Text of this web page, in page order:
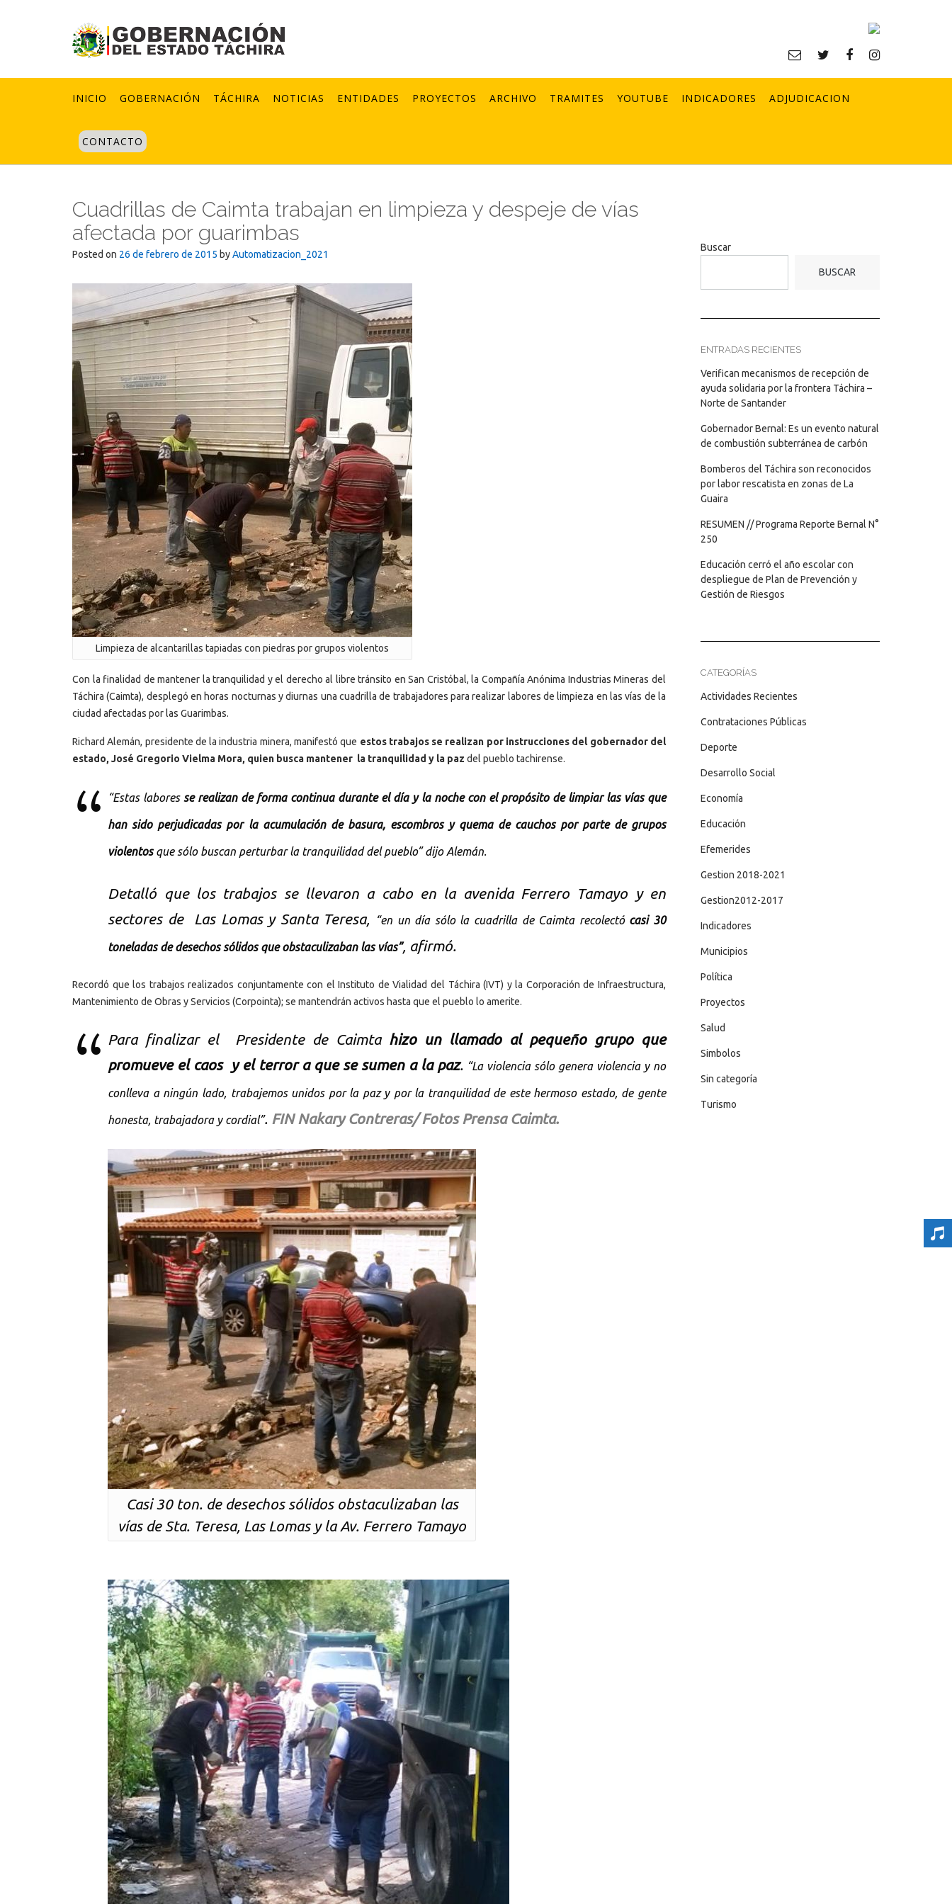
INICIO GOBERNACIÓN TÁCHIRA NOTICIAS ENTIDADES PROYECTOS ARCHIVO TRAMITES YOUTUBE INDICADORES ADJUDICACION
CONTACTO
Cuadrillas de Caimta trabajan en limpieza y despeje de vías
afectada por guarimbas
Posted on 26 de febrero de 2015 byAutomatizacion_2021
Limpieza de alcantarillas tapiadas con piedras por grupos violentos
Con la finalidad de mantener la tranquilidad y el derecho al libre tránsito en San Cristóbal, la Compañía Anónima Industrias Mineras del
Táchira (Caimta), desplegó en horas nocturnas y diurnas una cuadrilla de trabajadores para realizar labores de limpieza en las vías de la
ciudad afectadas por las Guarimbas.
Richard Alemán, presidente de la industria minera, manifestó que estos trabajos se realizan por instrucciones del gobernador del
estado, José Gregorio Vielma Mora, quien busca mantener la tranquilidad y la paz del pueblo tachirense.
“Estas laboresse realizan de forma continua durante el día y la noche con el propósito de limpiar las vías que
han sido perjudicadas por la acumulación de basura, escombros y quema de cauchos por parte de grupos
violentosque sólo buscan perturbar la tranquilidad del pueblo” dijo Alemán.
Detalló que los trabajos se llevaron a cabo en la avenida Ferrero Tamayo y en
sectores de Las Lomas y Santa Teresa,
“en un día sólo la cuadrilla de Caimta recolectó casi 30
toneladas de desechos sólidos que obstaculizaban las vías”, afirmó.
Recordó que los trabajos realizados conjuntamente con el Instituto de Vialidad del Táchira (IVT) y la Corporación de Infraestructura,
Mantenimiento de Obras y Servicios (Corpointa); se mantendrán activos hasta que el pueblo lo amerite.
Para finalizar el Presidente de Caimtahizo un llamado al pequeño grupo que
promueve el caos y el terror a que se sumen a la paz. “La violencia sólo genera violencia y no
conlleva a ningún lado, trabajemos unidos por la paz y por la tranquilidad de este hermoso estado, de gente
honesta, trabajadora y cordial”. FIN Nakary Contreras/ Fotos Prensa Caimta.
Casi 30 ton. de desechos sólidos obstaculizaban las
vías de Sta. Teresa, Las Lomas y la Av. Ferrero Tamayo
Buscar
BUSCAR
ENTRADAS RECIENTES
Verifican mecanismos de recepción de
ayuda solidaria por la frontera Táchira –
Norte de Santander
Gobernador Bernal: Es un evento natural
de combustión subterránea de carbón
Bomberos del Táchira son reconocidos
por labor rescatista en zonas de La
Guaira
RESUMEN // Programa Reporte Bernal N°
250
Educación cerró el año escolar con
despliegue de Plan de Prevención y
Gestión de Riesgos
CATEGORÍAS
Actividades Recientes
Contrataciones Públicas
Deporte
Desarrollo Social
Economía
Educación
Efemerides
Gestion 2018-2021
Gestion2012-2017
Indicadores
Municipios
Política
Proyectos
Salud
Simbolos
Sin categoría
Turismo